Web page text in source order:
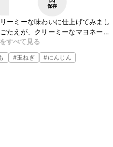
保存
ーミーな味わいに仕上げてみまし
たえが、クリーミーなマヨネーズ
ソメを入れてコクが更に増しま
すので、初心者の方にもおすすめ
すべて見る
#玉ねぎ #にんじん